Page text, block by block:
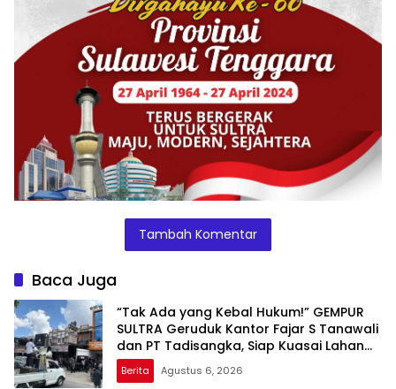
Tambah Komentar
Baca Juga
“Tak Ada yang Kebal Hukum!” GEMPUR
SULTRA Geruduk Kantor Fajar S Tanawali
dan PT Tadisangka, Siap Kuasai Lahan
Puuwatu
Berita Agustus 6, 2026